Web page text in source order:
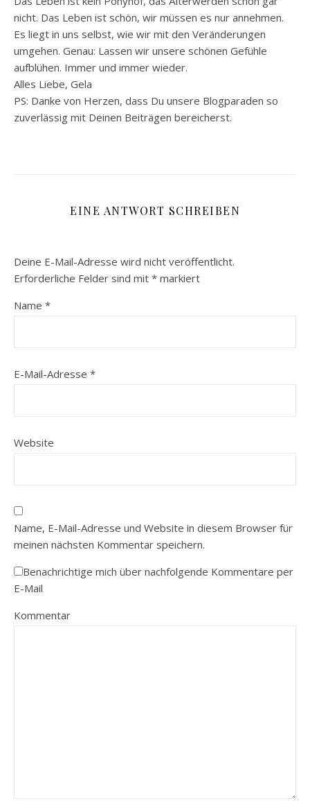
nicht. Das Leben ist schön, wir müssen es nur annehmen.
Es liegt in uns selbst, wie wir mit den Veränderungen
umgehen. Genau: Lassen wir unsere schönen Gefühle
aufblühen. Immer und immer wieder.
Alles Liebe, Gela
PS: Danke von Herzen, dass Du unsere Blogparaden so
zuverlässig mit Deinen Beiträgen bereicherst.
EINE ANTWORT SCHREIBEN
Deine E-Mail-Adresse wird nicht veröffentlicht.
Erforderliche Felder sind mit * markiert
Name *
E-Mail-Adresse *
Website
Name, E-Mail-Adresse und Website in diesem Browser für
meinen nächsten Kommentar speichern.
Benachrichtige mich über nachfolgende Kommentare per
E-Mail
Kommentar